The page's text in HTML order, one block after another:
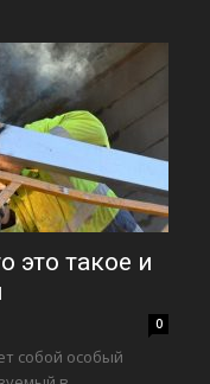
это такое и
0
собой особый